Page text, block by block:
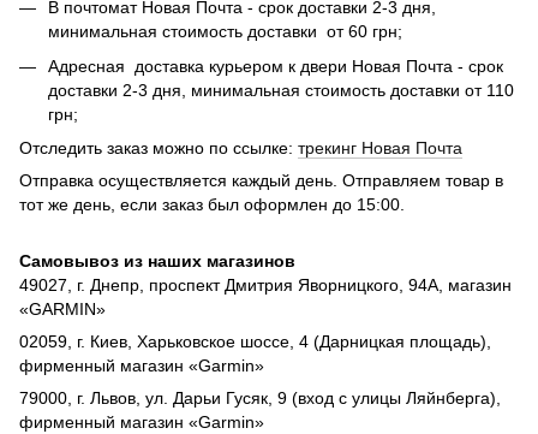
В почтомат Новая Почта - срок доставки 2-3 дня,
минимальная стоимость доставки от 60 грн;
Адресная доставка курьером к двери Новая Почта - срок
доставки 2-3 дня, минимальная стоимость доставки от 110
грн;
Отследить заказ можно по ссылке: трекинг Новая Почта
Отправка осуществляется каждый день. Отправляем товар в
тот же день, если заказ был оформлен до 15:00.
Самовывоз из наших магазинов
49027, г. Днепр, проспект Дмитрия Яворницкого, 94А, магазин
«GARMIN»
02059, г. Киев, Харьковское шоссе, 4 (Дарницкая площадь),
фирменный магазин «Garmin»
79000, г. Львов, ул. Дарьи Гусяк, 9 (вход с улицы Ляйнберга),
фирменный магазин «Garmin»